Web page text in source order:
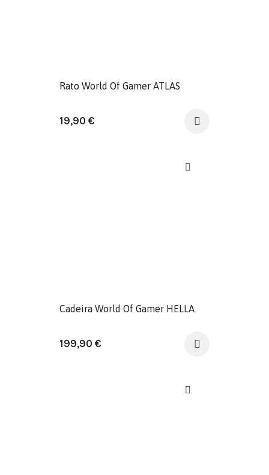
Rato World Of Gamer ATLAS
19,90 €
Cadeira World Of Gamer HELLA
199,90 €